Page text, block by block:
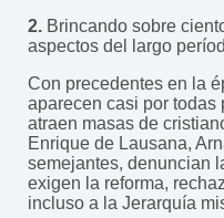
2. Brincando sobre
aspectos del largo
Con precedentes en la
aparecen casi por todas
atraen masas de
Enrique de Lausana,
semejantes, denuncian
exigen la reforma,
incluso a la Jerarquía